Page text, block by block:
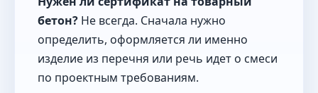
бетон? Не всегда. Сначала нужно
определить, оформляется ли именно
изделие из перечня или речь идет о смеси
по проектным требованиям.